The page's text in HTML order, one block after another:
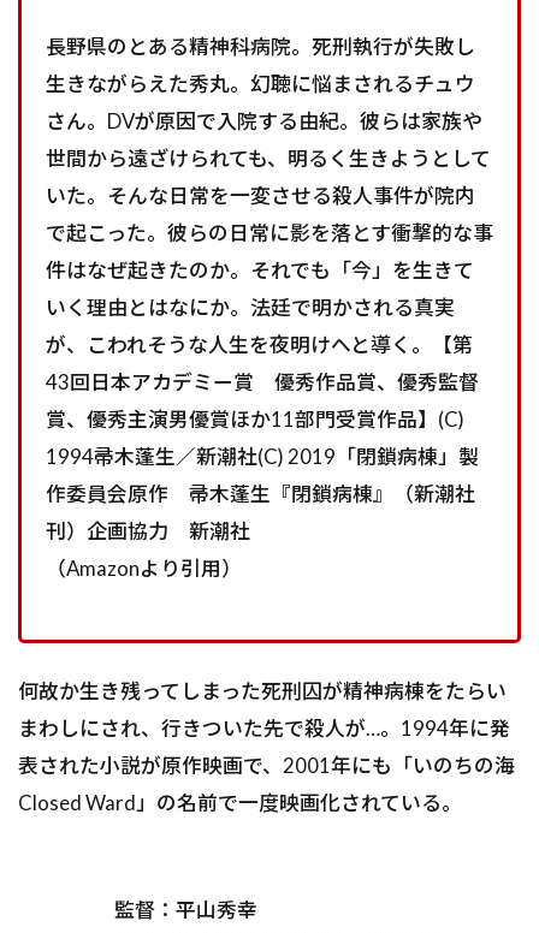
長野県のとある精神科病院。死刑執行が失敗し
生きながらえた秀丸。幻聴に悩まされるチュウ
さん。DVが原因で入院する由紀。彼らは家族や
世間から遠ざけられても、明るく生きようとして
いた。そんな日常を一変させる殺人事件が院内
で起こった。彼らの日常に影を落とす衝撃的な事
件はなぜ起きたのか。それでも「今」を生きて
いく理由とはなにか。法廷で明かされる真実
が、こわれそうな人生を夜明けへと導く―――。【第
43回日本アカデミー賞 優秀作品賞、優秀監督
賞、優秀主演男優賞ほか11部門受賞作品】(C)
1994帚木蓬生／新潮社(C) 2019「閉鎖病棟」製
作委員会原作 帚木蓬生『閉鎖病棟』（新潮社
刊）企画協力 新潮社
（Amazonより引用）
何故か生き残ってしまった死刑囚が精神病棟をたらい
まわしにされ、行きついた先で殺人が…。1994年に発
表された小説が原作映画で、2001年にも「いのちの海
Closed Ward」の名前で一度映画化されている。
監督：平山秀幸